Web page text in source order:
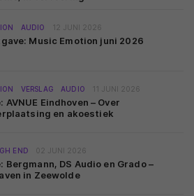
AUDIO 12 JUNI 2026
Music Emotion juni 2026
VERSLAG AUDIO 11 JUNI 2026
AVNUE Eindhoven – Over
en akoestiek
END 02 JUNI 2026
Bergmann, DS Audio en Grado –
in Zeewolde